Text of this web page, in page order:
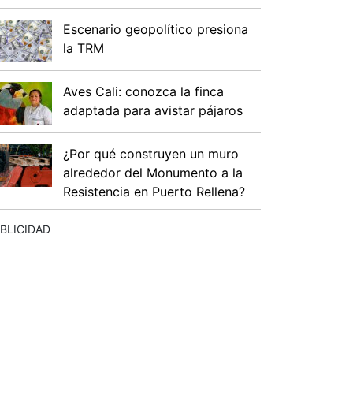
Escenario geopolítico presiona
la TRM
Aves Cali: conozca la finca
adaptada para avistar pájaros
¿Por qué construyen un muro
alrededor del Monumento a la
Resistencia en Puerto Rellena?